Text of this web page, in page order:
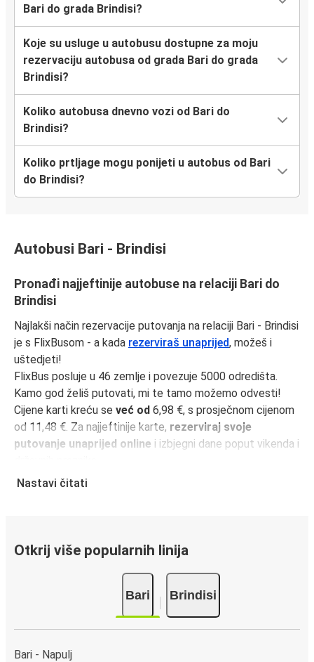
Bari do grada Brindisi?
Koje su usluge u autobusu dostupne za moju
rezervaciju autobusa od grada Bari do grada
Brindisi?
Koliko autobusa dnevno vozi od Bari do
Brindisi?
Koliko prtljage mogu ponijeti u autobus od Bari
do Brindisi?
Autobusi Bari - Brindisi
Pronađi najjeftinije autobuse na relaciji Bari do
Brindisi
Najlakši način rezervacije putovanja na relaciji Bari - Brindisi
je s FlixBusom - a kada rezerviraš unaprijed, možeš i
uštedjeti!
FlixBus posluje u 46 zemlje i povezuje 5000 odredišta.
Kamo god želiš putovati, mi te tamo možemo odvesti!
Cijene karti kreću se već od 6,98 €, s prosječnom cijenom
od 11,48 €. Za najjeftinije karte, rezerviraj svoje
putovanje unaprijed online i izbjegni dane poput vikenda i
Udaljenost između Bari i Brindisi je
aplikaciju. Svi tvoji podaci bit će spremljeni za sljedeće
putovanje.
Putovanje na relaciji Bari - Brindisi
Bez obzira želiš li putovati ujutro ili kasno navečer, pronaći
ćeš putovanje koje će vam odgovarati na jednoj od 6
Nastavi čitati
Otkrij više popularnih linija
Bari Brindisi
Bari - Napulj